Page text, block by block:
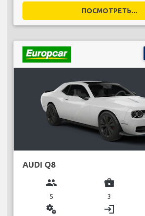
ПОСМОТРЕТЬ...
AUDI Q8
group
5
business_center
3
miscellaneous_services login